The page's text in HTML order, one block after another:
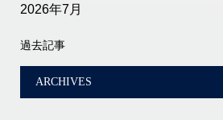
2026年7月
過去記事